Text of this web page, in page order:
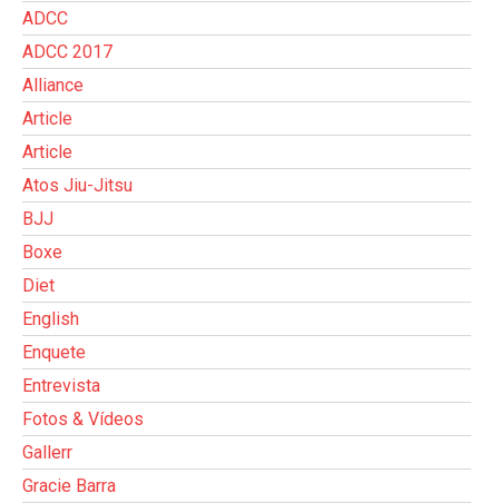
ADCC
ADCC 2017
Alliance
Article
Article
Atos Jiu-Jitsu
BJJ
Boxe
Diet
English
Enquete
Entrevista
Fotos & Vídeos
Gallerr
Gracie Barra